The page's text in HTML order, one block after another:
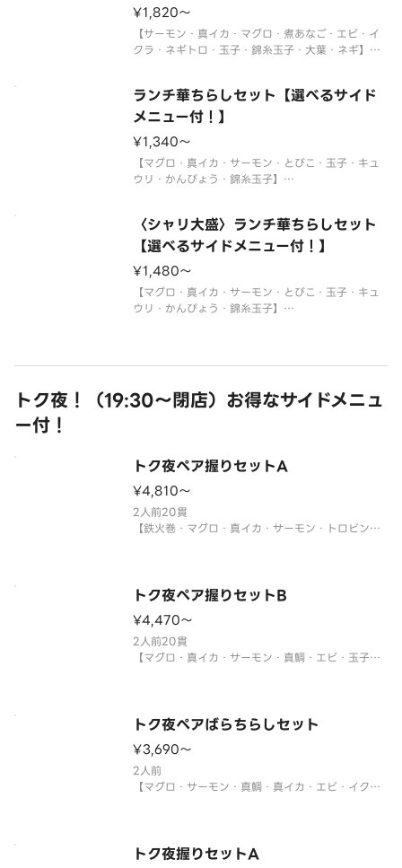
サイドメニュー
¥1,820〜
【サーモン・真イカ・マグロ・煮あなご・エビ・イ
クラ・ネギトロ・玉子・錦糸玉子・大葉・ネギ】
※年末年始・お盆期間中はランチの販売をお休みさ
せていただく場合がございます。
サイドメニュー
ランチ華ちらしセット【選べるサイド
メニュー付！】
¥1,340〜
【マグロ・真イカ・サーモン・とびこ・玉子・キュ
ウリ・かんぴょう・錦糸玉子】
※年末年始・お盆期間中はランチの販売をお休みさ
せていただく場合がございます。
サイドメニューは下記よりお選び
〈シャリ大盛〉ランチ華ちらしセット
【選べるサイドメニュー付！】
¥1,480〜
【マグロ・真イカ・サーモン・とびこ・玉子・キュ
ウリ・かんぴょう・錦糸玉子】
※使い捨て容器でお届けします。
トク夜！（19:30～閉店）お得なサイドメニュ
ー付！
トク夜ペア握りセットA
¥4,810〜
2人前20貫
【鉄火巻・マグロ・真イカ・サーモン・トロビンチ
だく場合がございます。
サイドメニューは下記よりお選びください。
※〈カッ
トク夜ペア握りセットB
¥4,470〜
2人前20貫
【マグロ・真イカ・サーモン・真鯛・エビ・玉子・
だく場合がございます。
サイドメニューは下記よりお選びください。
※〈カップ赤だし（あさり）〉
トク夜ペアばらちらしセット
¥3,690〜
2人前
【マグロ・サーモン・真鯛・真イカ・エビ・イク
※真鯛がトロビンチョウに変更になる場合がありま
トク夜握りセットA